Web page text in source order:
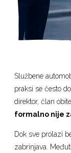
Službene
praksi se često
direktor, član
formalno nije
Dok sve prolazi
zabrinjava.